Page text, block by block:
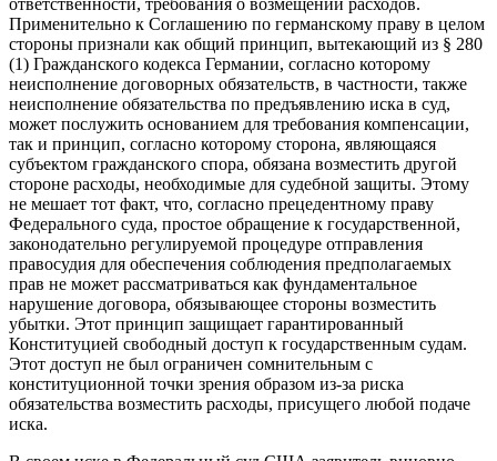
Применительно к Соглашению по германскому праву в целом
стороны признали как общий принцип, вытекающий из § 280
(1) Гражданского кодекса Германии, согласно которому
неисполнение договорных обязательств, в частности, также
неисполнение обязательства по предъявлению иска в суд,
может послужить основанием для требования компенсации,
так и принцип, согласно которому сторона, являющаяся
субъектом гражданского спора, обязана возместить другой
стороне расходы, необходимые для судебной защиты. Этому
не мешает тот факт, что, согласно прецедентному праву
Федерального суда, простое обращение к государственной,
законодательно регулируемой процедуре отправления
правосудия для обеспечения соблюдения предполагаемых
прав не может рассматриваться как фундаментальное
нарушение договора, обязывающее стороны возместить
убытки. Этот принцип защищает гарантированный
Конституцией свободный доступ к государственным судам.
Этот доступ не был ограничен сомнительным с
конституционной точки зрения образом из-за риска
обязательства возместить расходы, присущего любой подаче
иска.